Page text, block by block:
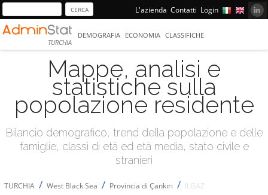
L'azienda Contatti Login
TURCHIA
DEMOGRAFIA ECONOMIA CLASSIFICHE
Mappe, analisi e
statistiche sulla
popolazione residente
Bilancio demografico, trend della popolazione e delle
famiglie, classi di età ed età media, stato civile e
stranieri
TURCHIA / West Black Sea / Provincia di Çankırı / ILGAZ